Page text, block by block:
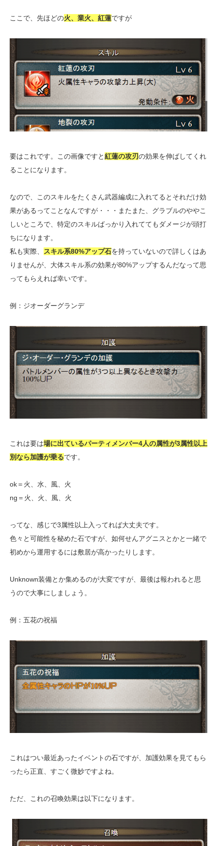
ここで、先ほどの火、業火、紅蓮ですが
要はこれです。この画像ですと紅蓮の攻刃の効果を伸ばしてくれ
ることになります。
なので、このスキルをたくさん武器編成に入れてるとそれだけ効
果があるってことなんですが・・・またまた、グラブルのややこ
しいところで、特定のスキルばっかり入れててもダメージが頭打
ちになります。
私も実際、
スキル系80%アップ石を持っていないので詳しくはあ
りませんが、大体スキル系の効果が80%アップするんだなって思
ってもらえれば幸いです。
例：ジオーダーグランデ
これは要は場に出ているパーティメンバー4人の属性が3属性以上
別なら加護が乗るです。
ok＝火、水、風、火
ng＝火、火、風、火
ってな、感じで3属性以上入ってれば大丈夫です。
色々と可能性を秘めた石ですが、如何せんアグニスとかと一緒で
初めから運用するには敷居が高かったりします。
Unknown装備とか集めるのが大変ですが、最後は報われると思
うので大事にしましょう。
例：五花の祝福
これはつい最近あったイベントの石ですが、加護効果を見てもら
ったら正直、すごく微妙ですよね。
ただ、これの召喚効果は以下になります。